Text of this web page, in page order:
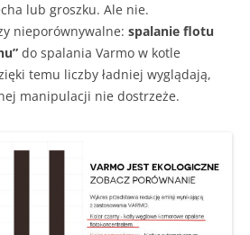
lub groszku. Ale nie.
nieporównywalne: spalanie flotu
do spalania Varmo w kotle
temu liczby ładniej wyglądają,
manipulacji nie dostrzeże.